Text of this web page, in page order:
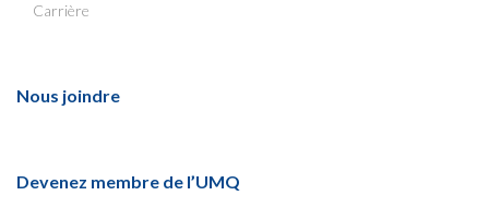
Carrière
Nous joindre
Devenez membre de l’UMQ